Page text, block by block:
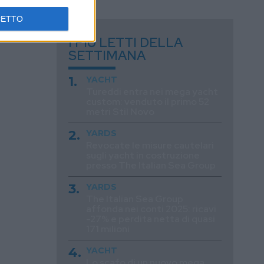
I PIÙ LETTI DELLA
SETTIMANA
YACHT
YARDS
YARDS
YACHT